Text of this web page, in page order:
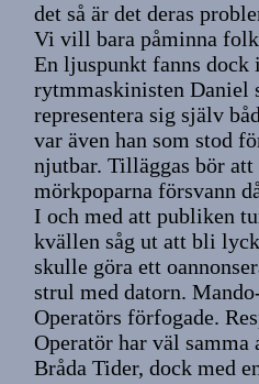
det så är det deras
Vi vill bara påminna
En ljuspunkt fanns
rytmmaskinisten Daniel
representera sig själv
var även han som stod
njutbar. Tilläggas bör
mörkpoparna försvann
I och med att publiken
kvällen såg ut att bli
skulle göra ett
strul med datorn.
Operatörs förfogade.
Operatör har väl samma
Bråda Tider, dock med